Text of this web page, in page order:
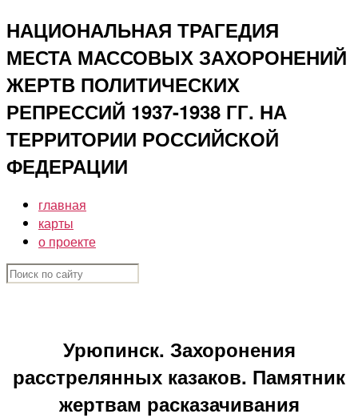
Перейти
к
содержимому
НАЦИОНАЛЬНАЯ ТРАГЕДИЯ
МЕСТА МАССОВЫХ ЗАХОРОНЕНИЙ
ЖЕРТВ ПОЛИТИЧЕСКИХ
РЕПРЕССИЙ 1937-1938 ГГ. НА
ТЕРРИТОРИИ РОССИЙСКОЙ
ФЕДЕРАЦИИ
главная
карты
о проекте
Урюпинск. Захоронения
расстрелянных казаков. Памятник
жертвам расказачивания